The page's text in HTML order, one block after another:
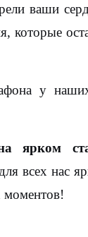
ваши
которые
у
ярком
всех нас
моментов!